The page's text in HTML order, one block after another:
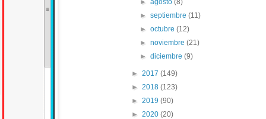
►agosto(8)
►septiembre(11)
►octubre(12)
►noviembre(21)
►diciembre(9)
► 2017 (149)
► 2018 (123)
► 2019 (90)
► 2020 (20)